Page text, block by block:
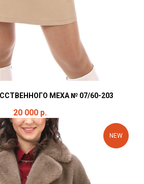
МЕХА № 07/60-203
20 000 р.
NEW